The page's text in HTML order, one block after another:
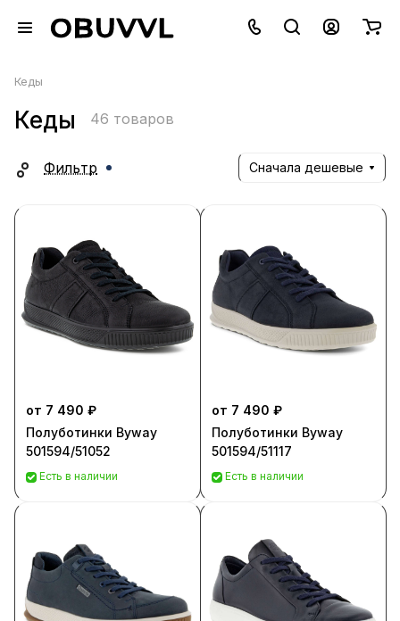
Кеды
Кеды 46 товаров
Фильтр Сначала дешевые
от 7 490 ₽
Полуботинки Byway
501594/51052
Есть в наличии
от 7 490 ₽
Полуботинки Byway
501594/51117
Есть в наличии